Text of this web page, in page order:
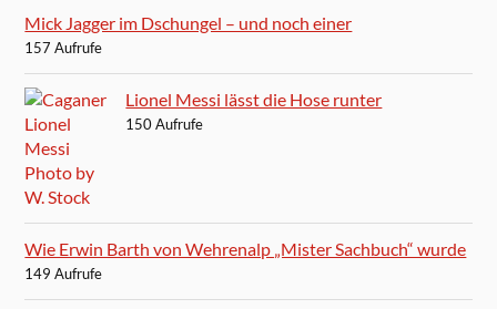
Mick Jagger im Dschungel – und noch einer
157 Aufrufe
Lionel Messi lässt die Hose runter
150 Aufrufe
Wie Erwin Barth von Wehrenalp „Mister Sachbuch“ wurde
149 Aufrufe